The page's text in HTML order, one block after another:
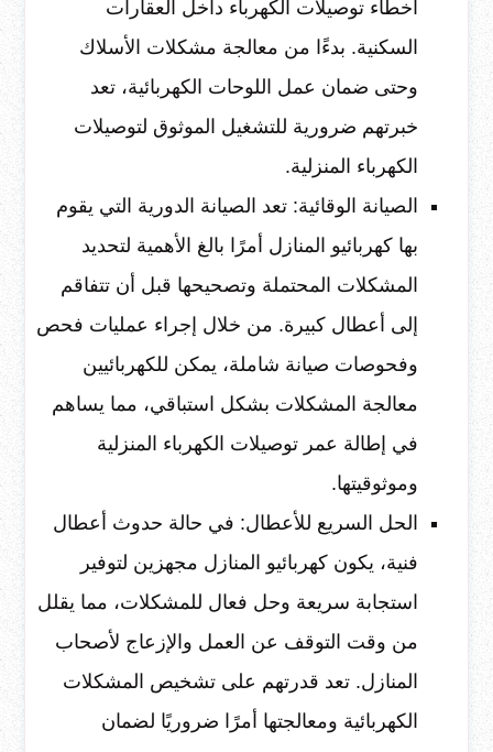
أخطاء توصيلات الكهرباء داخل العقارات
السكنية. بدءًا من معالجة مشكلات الأسلاك
وحتى ضمان عمل اللوحات الكهربائية، تعد
خبرتهم ضرورية للتشغيل الموثوق لتوصيلات
الكهرباء المنزلية.
الصيانة الوقائية: تعد الصيانة الدورية التي يقوم
بها كهربائيو المنازل أمرًا بالغ الأهمية لتحديد
المشكلات المحتملة وتصحيحها قبل أن تتفاقم
إلى أعطال كبيرة. من خلال إجراء عمليات فحص
وفحوصات صيانة شاملة، يمكن للكهربائيين
معالجة المشكلات بشكل استباقي، مما يساهم
في إطالة عمر توصيلات الكهرباء المنزلية
وموثوقيتها.
الحل السريع للأعطال: في حالة حدوث أعطال
فنية، يكون كهربائيو المنازل مجهزين لتوفير
استجابة سريعة وحل فعال للمشكلات، مما يقلل
من وقت التوقف عن العمل والإزعاج لأصحاب
المنازل. تعد قدرتهم على تشخيص المشكلات
الكهربائية ومعالجتها أمرًا ضروريًا لضمان